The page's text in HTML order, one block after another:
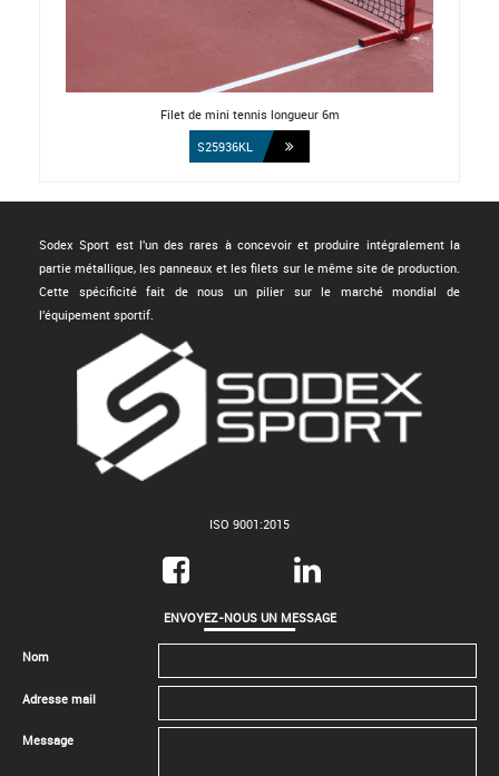
Filet de mini tennis longueur 6m
S25936KL
Sodex Sport est l'un des rares à concevoir et produire intégralement la
partie métallique, les panneaux et les filets sur le même site de production.
Cette spécificité fait de nous un pilier sur le marché mondial de
l'équipement sportif.
ISO 9001:2015
ENVOYEZ-NOUS UN MESSAGE
Nom
Adresse mail
Message